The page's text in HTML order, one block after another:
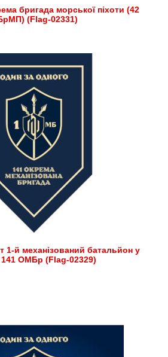
бригада морської піхоти (42
(Flag-02331)
1-й механізований батальйон у
141 ОМБр (Flag-02329)